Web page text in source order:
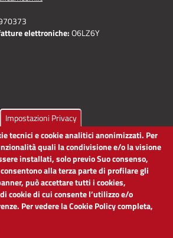
elettroniche:O6LZ6Y
Impostazioni Privacy
tecnici e cookie analitici anonimizzati. Per
quali la condivisione e/o la visione
installati, solo previo Suo consenso,
alla terza parte di profilare gli
può accettare tutti i cookies,
cookie di cui consente l’utilizzo e/o
Per vedere la Cookie Policy completa,